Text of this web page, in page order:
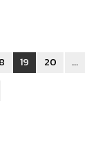
19 20
...